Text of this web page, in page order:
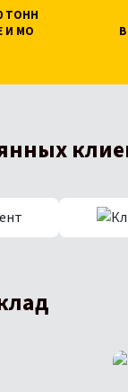
ТОНН
И МО